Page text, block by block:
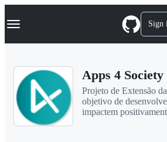
k
p
Navigation Menu Sign
Apps 4 Society
Projeto de Extensão
objetivo de
impactem